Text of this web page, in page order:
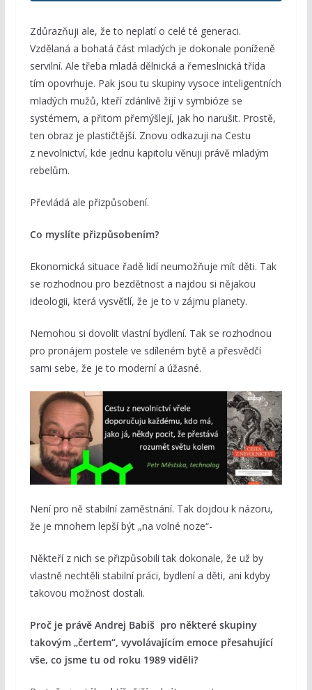
Zdůrazňuji ale, že to neplatí o celé té generaci.
Vzdělaná a bohatá část mladých je dokonale poníženě
servilní. Ale třeba mladá dělnická a řemeslnická třída
tím opovrhuje. Pak jsou tu skupiny vysoce inteligentních
mladých mužů, kteří zdánlivě žijí v symbióze se
systémem, a přitom přemýšlejí, jak ho narušit. Prostě,
ten obraz je plastičtější. Znovu odkazuji na Cestu
z nevolnictví, kde jednu kapitolu věnuji právě mladým
rebelům.
Převládá ale přizpůsobení.
Co myslíte přizpůsobením?
Ekonomická situace řadě lidí neumožňuje mít děti. Tak
se rozhodnou pro bezdětnost a najdou si nějakou
ideologii, která vysvětlí, že je to v zájmu planety.
Nemohou si dovolit vlastní bydlení. Tak se rozhodnou
pro pronájem postele ve sdíleném bytě a přesvědčí
sami sebe, že je to moderní a úžasné.
Není pro ně stabilní zaměstnání. Tak dojdou k názoru,
že je mnohem lepší být „na volné noze“-
Někteří z nich se přizpůsobili tak dokonale, že už by
vlastně nechtěli stabilní práci, bydlení a děti, ani kdyby
takovou možnost dostali.
Proč je právě Andrej Babiš pro některé skupiny
takovým „čertem“, vyvolávajícím emoce přesahující
vše, co jsme tu od roku 1989 viděli?